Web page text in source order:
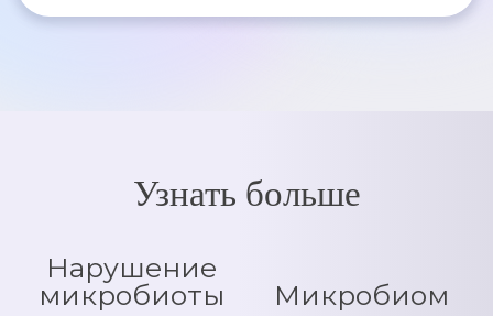
Узнать больше
Нарушение
микробиоты
Микробиом